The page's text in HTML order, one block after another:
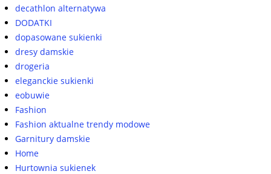
decathlon alternatywa
DODATKI
dopasowane sukienki
dresy damskie
drogeria
eleganckie sukienki
eobuwie
Fashion
Fashion aktualne trendy modowe
Garnitury damskie
Home
Hurtownia sukienek